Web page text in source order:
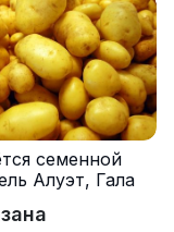
семенной
Алуэт, Гала